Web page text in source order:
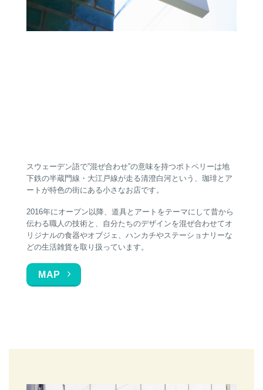
スウェーデン語で”混ぜ合わせ”の意味を持つポトペリーは地
下鉄の半蔵門線・大江戸線が走る清澄白河という、珈琲とア
ートが特色の街にある小さなお店です。
2016年にオープン以降、道具とアートをテーマにして昔から
伝わる職人の技術と、自分たちのデザインを混ぜ合わせてオ
リジナルの食器やオブジェ、ハンカチやステーショナリーな
どの生活雑貨を取り扱っています。
MAP